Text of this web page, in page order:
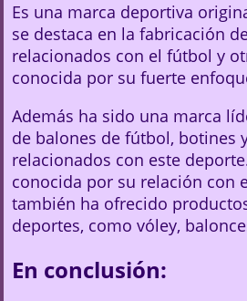
Es una marca deportiva
se destaca en la fabricación
relacionados con el fútbol y
conocida por su fuerte
Además ha sido una marca
de balones de fútbol, botines
relacionados con este
conocida por su relación con
también ha ofrecido
deportes, como vóley,
En conclusión: